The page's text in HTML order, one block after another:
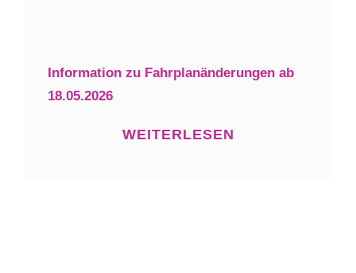
Information zu Fahrplanänderungen ab
18.05.2026
WEITERLESEN